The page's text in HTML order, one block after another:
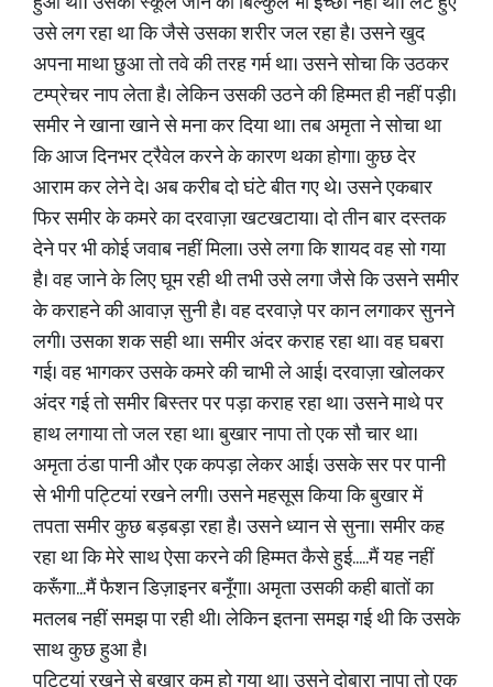
उसे लग रहा था कि जैसे उसका शरीर जल रहा है। उसने खुद
अपना माथा छुआ तो तवे की तरह गर्म था। उसने सोचा कि उठकर
टम्प्रेचर नाप लेता है। लेकिन उसकी उठने की हिम्मत ही नहीं पड़ी।
समीर ने खाना खाने से मना कर दिया था। तब अमृता ने सोचा था
कि आज दिनभर ट्रैवेल करने के कारण थका होगा। कुछ देर
आराम कर लेने दे। अब करीब दो घंटे बीत गए थे।‌ उसने एकबार
फिर समीर के कमरे का दरवाज़ा खटखटाया। दो तीन बार दस्तक
देने पर भी कोई जवाब नहीं मिला। उसे लगा कि शायद वह सो गया
है। वह जाने के लिए घूम रही थी तभी उसे लगा जैसे कि उसने समीर
के कराहने की आवाज़ सुनी है। वह दरवाज़े पर कान लगाकर सुनने
लगी। उसका शक सही था। समीर अंदर कराह रहा था। वह घबरा
गई। वह भागकर उसके कमरे की चाभी ले आई। दरवाज़ा खोलकर
अंदर गई तो समीर बिस्तर पर पड़ा कराह रहा था। उसने माथे पर
हाथ लगाया तो जल रहा था। बुखार नापा तो एक सौ चार था।
अमृता ठंडा पानी और एक कपड़ा लेकर आई। उसके सर पर पानी
से भीगी पट्टियां रखने लगी। उसने महसूस किया कि बुखार में
तपता समीर कुछ बड़बड़ा रहा है। उसने ध्यान से सुना। समीर कह
रहा था कि मेरे साथ ऐसा करने की हिम्मत कैसे हुई.....मैं यह नहीं
करूँगा...मैं फैशन डिज़ाइनर बनूँगा। अमृता उसकी कही बातों का
मतलब नहीं समझ पा रही थी। लेकिन इतना समझ गई थी कि उसके
साथ कुछ हुआ है।